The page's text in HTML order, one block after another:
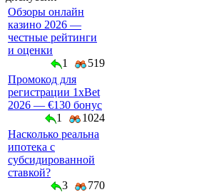
Обзоры онлайн
казино 2026 —
честные рейтинги
и оценки
1
519
Промокод для
регистрации 1xBet
2026 — €130 бонус
1
1024
Насколько реальна
ипотека с
субсидированной
ставкой?
3
770